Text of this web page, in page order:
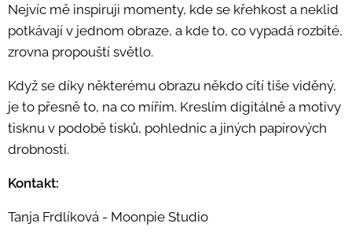
Nejvíc mě inspiruji momenty, kde se křehkost a neklid
potkávají v jednom obraze, a kde to, co vypadá rozbité,
zrovna propouští světlo.
Když se díky některému obrazu někdo cítí tiše viděný,
je to přesně to, na co mířím. Kreslím digitálně a motivy
tisknu v podobě tisků, pohlednic a jiných papírových
drobnosti.
Kontakt:
Tanja Frdlíková - Moonpie Studio